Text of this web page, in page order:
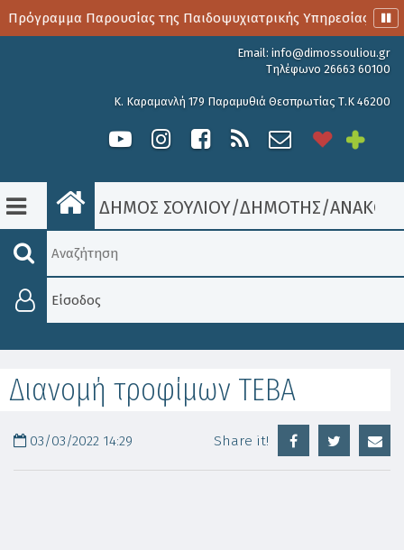
Πρόγραμμα Παρουσίας της Παιδοψυχιατρικής Υπηρεσίας
Email: info@dimossouliou.gr
Τηλέφωνο 26663 60100
Κ. Καραμανλή 179 Παραμυθιά Θεσπρωτίας Τ.Κ 46200
ΔΗΜΟΣ ΣΟΥΛΙΟΥ/ΔΗΜΟΤΗΣ/
Είσοδος
Διανομή τροφίμων ΤΕΒΑ
03/03/2022 14:29 Share it!